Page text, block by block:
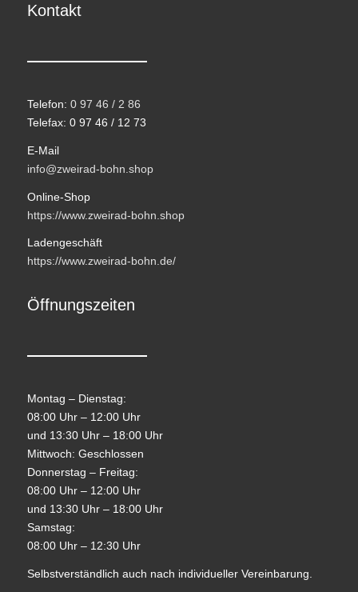
Kontakt
Telefon: 0 97 46 / 2 86
Telefax: 0 97 46 / 12 73
E-Mail
info@zweirad-bohn.shop
Online-Shop
https://www.zweirad-bohn.shop
Ladengeschäft
https://www.zweirad-bohn.de/
Öffnungszeiten
Montag – Dienstag:
08:00 Uhr – 12:00 Uhr
und 13:30 Uhr – 18:00 Uhr
Mittwoch: Geschlossen
Donnerstag – Freitag:
08:00 Uhr – 12:00 Uhr
und 13:30 Uhr – 18:00 Uhr
Samstag:
08:00 Uhr – 12:30 Uhr
Selbstverständlich auch nach individueller Vereinbarung.